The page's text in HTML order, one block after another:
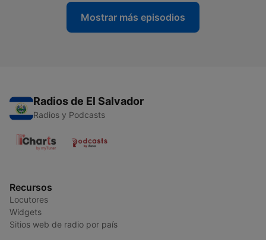
Mostrar más episodios
Radios de El Salvador
Radios y Podcasts
Recursos
Locutores
Widgets
Sitios web de radio por país